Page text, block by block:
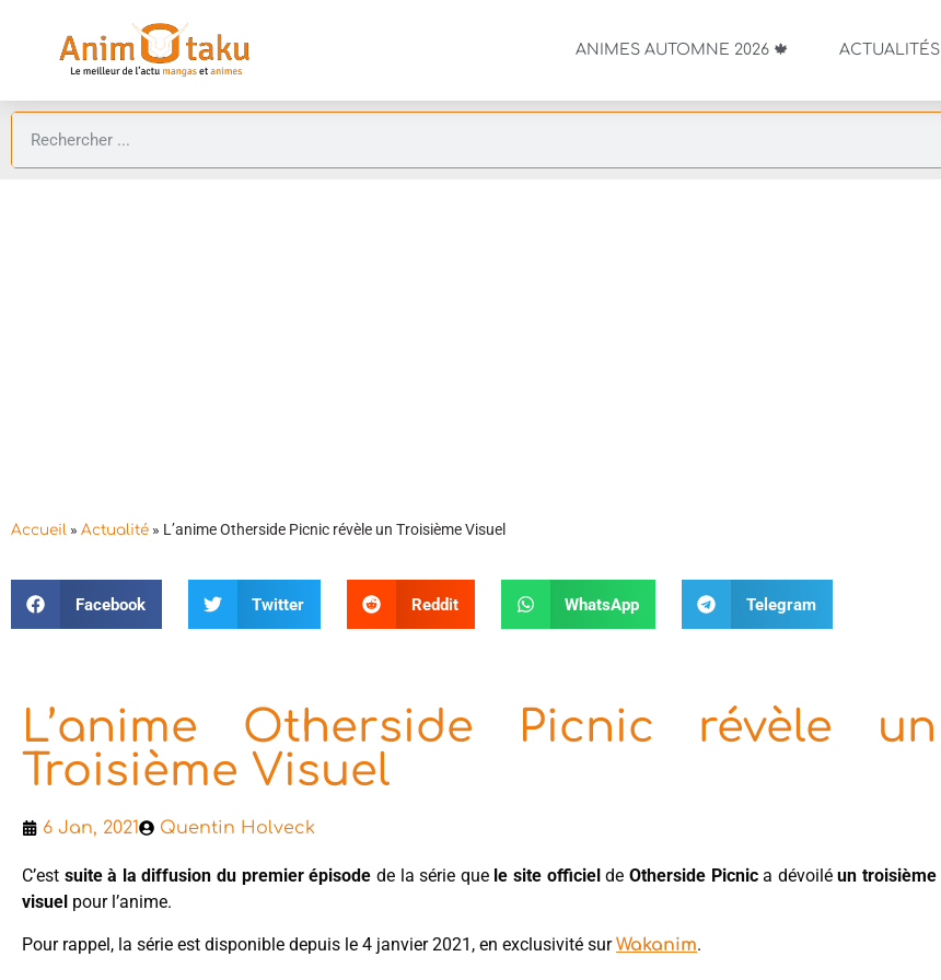
ANIMES AUTOMNE 2026 🍁 ACTUALITÉS
Accueil » Actualité » L’anime Otherside Picnic révèle un Troisième Visuel
Facebook Twitter Reddit WhatsApp Telegram
L’anime Otherside Picnic révèle un
Troisième Visuel
6 Jan, 2021 Quentin Holveck
C’est suite à la diffusion du premier épisode de la série que le site officielde Otherside Picnica dévoiléun troisième
visuel pour l’anime.
Pour rappel, la série est disponible depuis le 4 janvier 2021, en exclusivité surWakanim.